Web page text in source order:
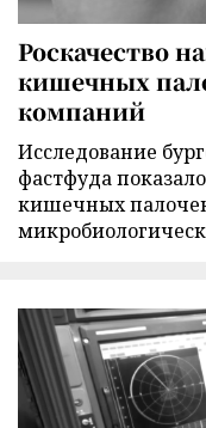
Роскачество
кишечных
компаний
Исследование
фастфуда
кишечных